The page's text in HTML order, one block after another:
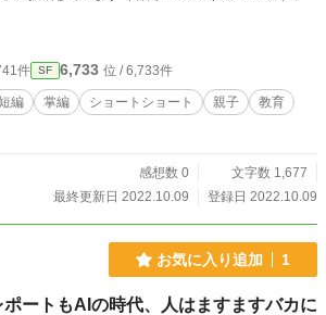
件 SF 6,733 位 / 6,733件
編 掌編 ショートショート 親子
教育
感想数 0
文字数 1,677
最終更新日 2022.10.09
登録日 2022.10.09
お気に入り追加 1
ートもAIの時代、人はますますバカに